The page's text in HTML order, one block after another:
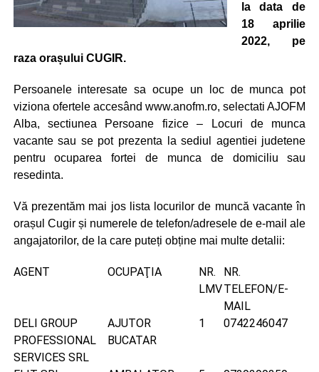
la data de
18 aprilie
2022, pe
raza orașului CUGIR.
Persoanele interesate sa ocupe un loc de munca pot
viziona ofertele accesând www.anofm.ro, selectati AJOFM
Alba, sectiunea Persoane fizice – Locuri de munca
vacante sau se pot prezenta la sediul agentiei judetene
pentru ocuparea fortei de munca de domiciliu sau
resedinta.
Vă prezentăm mai jos lista locurilor de muncă vacante în
orașul Cugir și numerele de telefon/adresele de e-mail ale
angajatorilor, de la care puteți obține mai multe detalii:
AGENT OCUPAŢIA
NR.
LMV
NR.
TELEFON/E-
MAIL
DELI GROUP
PROFESSIONAL
SERVICES SRL
AJUTOR
BUCATAR
1 0742246047